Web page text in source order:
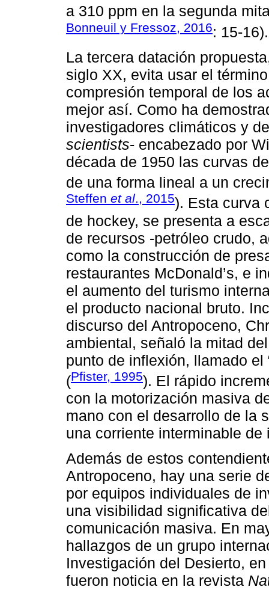
a 310 ppm en la segunda
Bonneuil y Fressoz, 2016: 15-16).
La tercera datación
siglo XX, evita usar el
compresión temporal de los
mejor así. Como ha
investigadores climáticos y
scientists- encabezado por
década de 1950 las curvas
de una forma lineal a un
Steffen et al., 2015). Esta curva
de hockey, se presenta a
de recursos -petróleo crudo,
como la construcción de
restaurantes McDonald’s, e
el aumento del turismo
el producto nacional bruto.
discurso del Antropoceno,
ambiental, señaló la mitad
punto de inflexión, llamado el
(Pfister, 1995). El rápido
con la motorización masiva
mano con el desarrollo de la
una corriente interminable
Además de estos
Antropoceno, hay una serie
por equipos individuales de
una visibilidad significativa
comunicación masiva. En
hallazgos de un grupo
Investigación del Desierto,
fueron noticia en la revista